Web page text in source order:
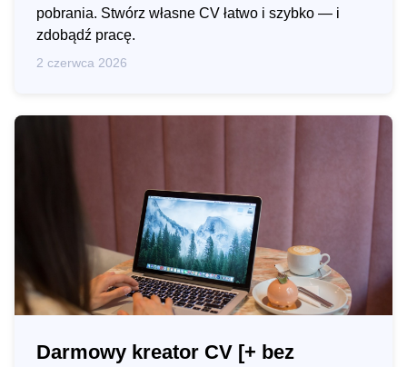
pobrania. Stwórz własne CV łatwo i szybko — i
zdobądź pracę.
2 czerwca 2026
Darmowy kreator CV [+ bez